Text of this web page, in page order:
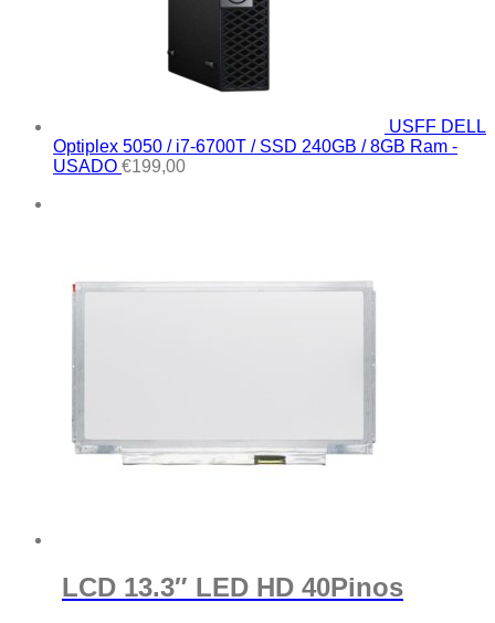
USFF DELL
Optiplex 5050 / i7-6700T / SSD 240GB / 8GB Ram -
USADO €199,00
LCD 13.3″ LED HD 40Pinos